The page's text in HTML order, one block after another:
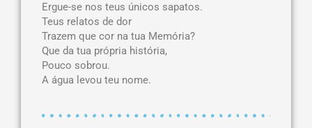
Ergue-se nos teus únicos sapatos.
Teus relatos de dor
Trazem que cor na tua Memória?
Que da tua própria história,
Pouco sobrou.
A água levou teu nome.